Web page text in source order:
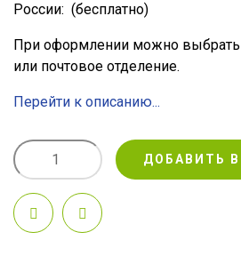
России: (бесплатно)
При оформлении можно
или почтовое отделение.
Перейти к описанию...
ДОБАВИТЬ